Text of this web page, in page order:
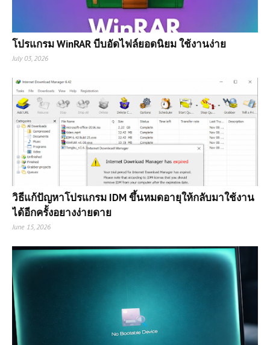
โปรแกรม WinRAR บีบอัดไฟล์ยอดนิยม ใช้งานง่าย
July 03, 2026
วิธีแก้ปัญหาโปรแกรม IDM ขึ้นหมดอายุให้กลับมาใช้งาน
ได้อีกครั้งอยางง่ายดาย
June 15, 2026